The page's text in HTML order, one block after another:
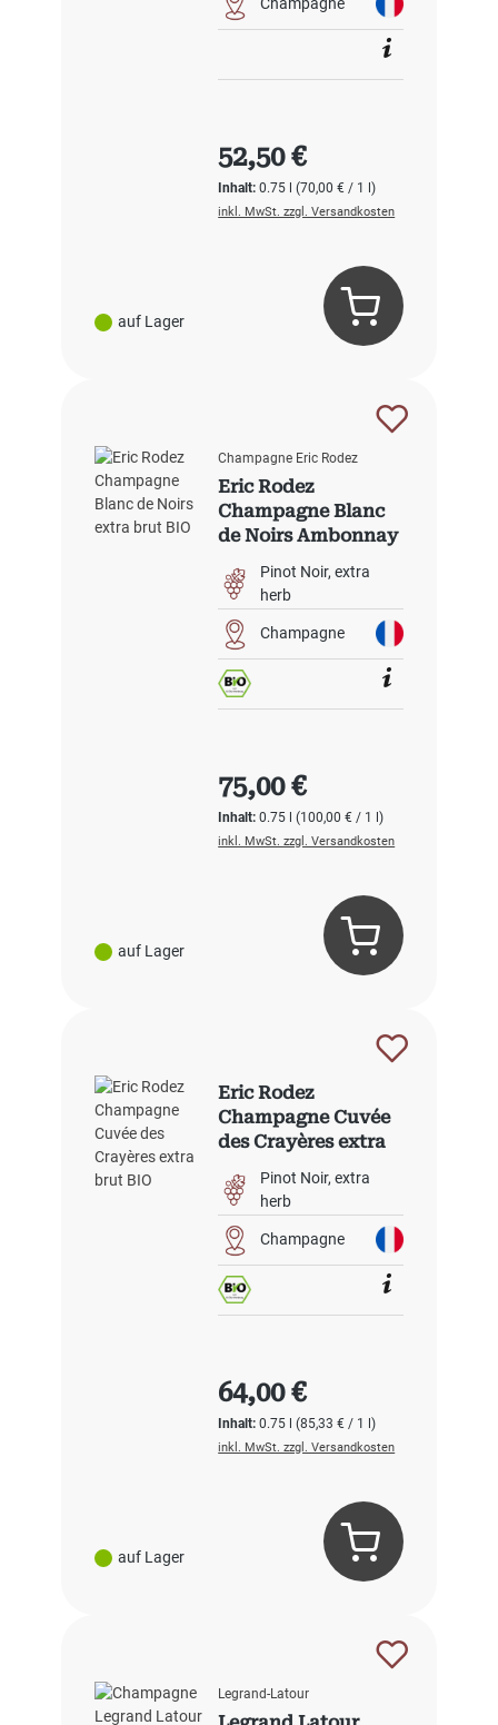
auf Lager
Inhalt:0.75 l(70,00 € / 1 l)
Regulärer Preis:
52,50 €
inkl. MwSt. zzgl. Versandkosten
auf Lager
Champagne Eric Rodez
Eric Rodez
Champagne Blanc
de Noirs Ambonnay
brut BIO
Pinot Noir extra
herb
Champagne
Inhalt:0.75 l(100,00 € / 1 l)
Regulärer Preis:
75,00 €
inkl. MwSt. zzgl. Versandkosten
auf Lager
Eric Rodez
Champagne Cuvée
des Crayères extra
Pinot Noir extra
herb
Champagne
Inhalt:0.75 l(85,33 € / 1 l)
Regulärer Preis:
64,00 €
inkl. MwSt. zzgl. Versandkosten
Legrand-Latour